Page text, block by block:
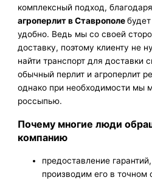
комплексный подход,
агроперлит в Ставрополе
удобно. Ведь мы со своей
доставку, поэтому клиенту не
найти транспорт для доставки
обычный перлит и агроперлит
однако при необходимости мы
россыпью.
Почему многие люди
компанию
предоставление
производим его в точном